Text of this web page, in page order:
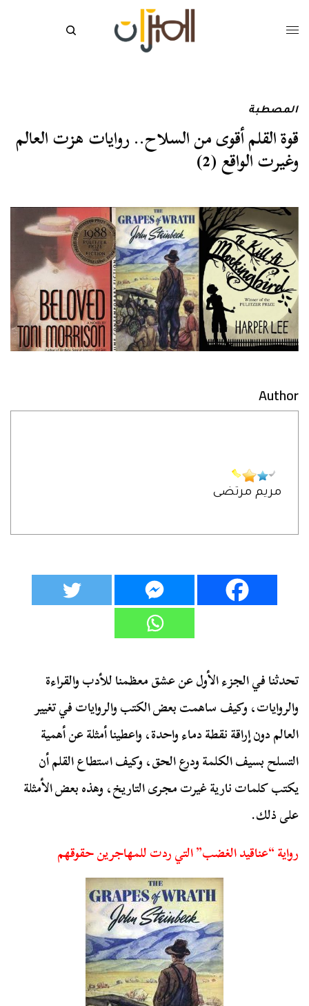
المصطبة
قوة القلم أقوى من السلاح.. روايات هزت العالم
وغيرت الواقع (2)
Author
مريم مرتضى
تحدثنا في الجزء الأول عن عشق معظمنا للأدب والقراءة
والروايات، وكيف ساهمت بعض الكتب والروايات في تغيير
العالم دون إراقة نقطة دماء واحدة، واعطينا أمثلة عن أهمية
التسلح بسيف الكلمة ودرع الحق، وكيف استطاع القلم أن
يكتب كلمات نارية غيرت مجرى التاريخ، وهذه بعض الأمثلة
على ذلك.
رواية “عناقيد الغضب” التي ردت للمهاجرين حقوقهم